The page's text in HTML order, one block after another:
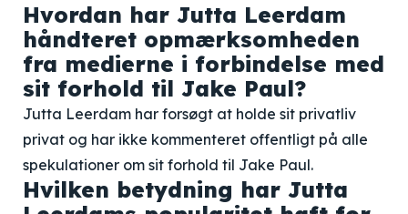
Hvordan har Jutta Leerdam
håndteret opmærksomheden
fra medierne i forbindelse med
sit forhold til Jake Paul?
Jutta Leerdam har forsøgt at holde sit privatliv
privat og har ikke kommenteret offentligt på alle
spekulationer om sit forhold til Jake Paul.
Hvilken betydning har Jutta